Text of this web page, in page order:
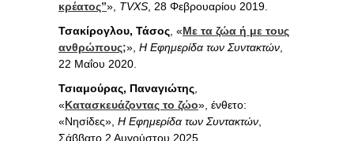
κρέατος”», TVXS, 28 Φεβρουαρίου 2019.
Τσακίρογλου, Τάσος, «Με τα ζώα ή με τους
ανθρώπους;», Η Εφημερίδα των Συντακτών,
22 Μαΐου 2020.
Τσιαμούρας, Παναγιώτης,
«Κατασκευάζοντας το ζώο», ένθετο:
«Νησίδες», Η Εφημερίδα των Συντακτών,
Σάββατο 2 Αυγούστου 2025.